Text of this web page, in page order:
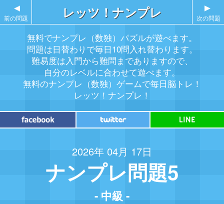
レッツ！ナンプレ
無料でナンプレ（数独）パズルが遊べます。
問題は日替わりで毎日10問入れ替わります。
難易度は入門から難問までありますので、
自分のレベルに合わせて遊べます。
無料のナンプレ（数独）ゲームで毎日脳トレ！
レッツ！ナンプレ！
2026年 04月 17日
ナンプレ問題5
- 中級 -
▲
前の問題
▲
次の問題